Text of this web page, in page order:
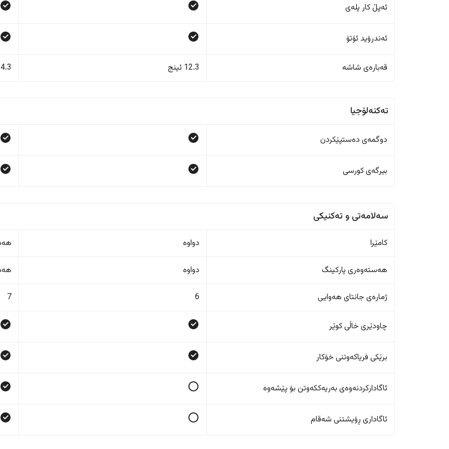
ئەپڵ کار پلەی
ئەندرۆید ئۆتۆ
قەبارەی شاشە 12.3 ئینج 14.3
تەکنەلۆجیا
دوگمەی دەستپێکردن
بیرگەی کورسی
سەلامەتی و تەکنیکی
کامێرا دواوە
هەستەوەری پارکینگ دواوە
ژمارەی جانتای هەوایی 6
7
چاودێری خاڵی کوێر
برێکی فریاکەوتنی خۆکار
ئاگادارکردنەوەی بەریەککەوتن بۆ پێشەوە
ئاگاداری ڕۆیشتنی شەقام